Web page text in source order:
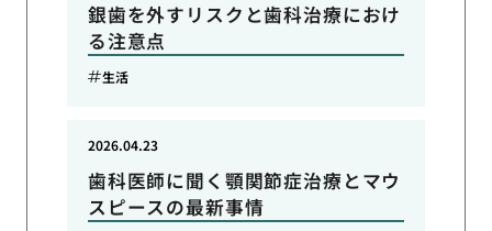
銀歯を外すリスクと歯科治療におけ
る注意点
生活
歯科医師に聞く顎関節症治療とマウ
スピースの最新事情
2026.04.23